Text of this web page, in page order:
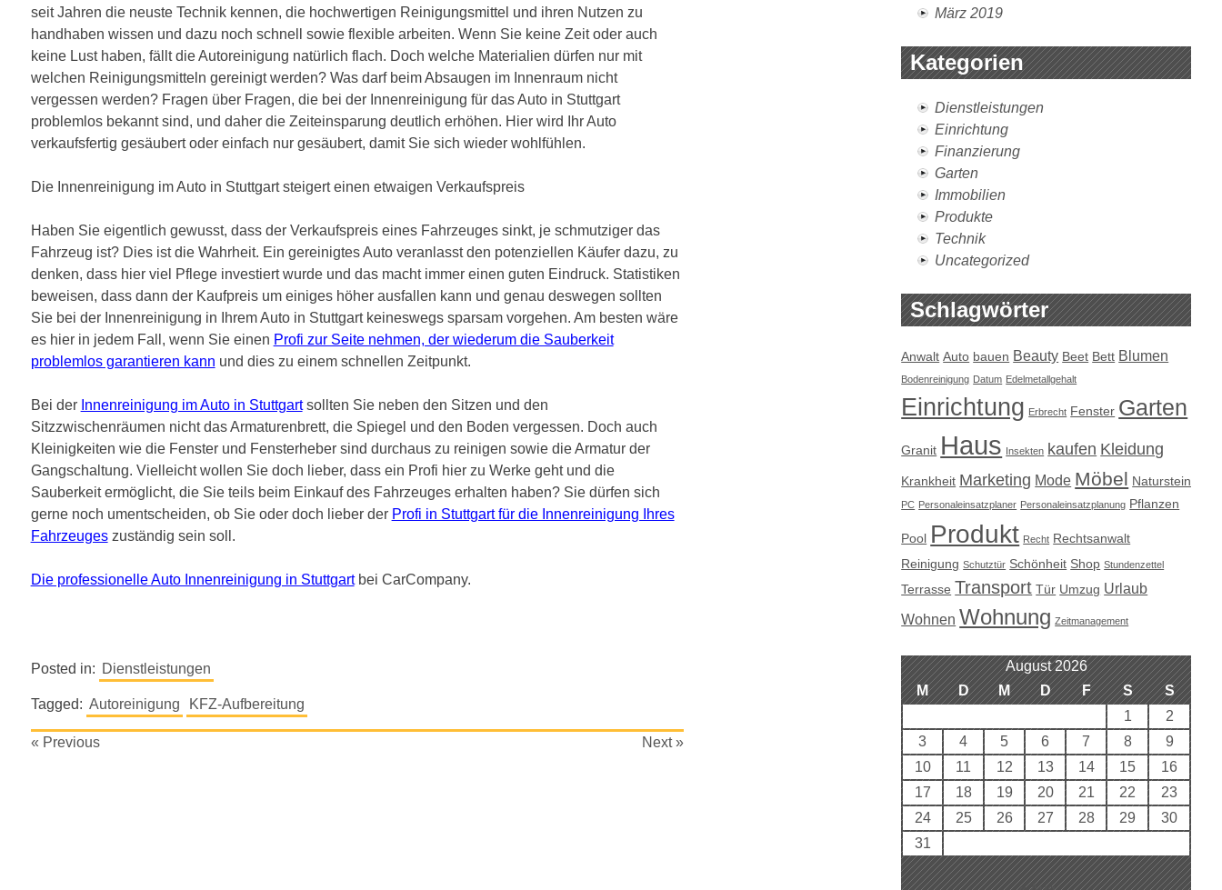
seit Jahren die neuste Technik kennen, die hochwertigen Reinigungsmittel und ihren Nutzen zu
handhaben wissen und dazu noch schnell sowie flexible arbeiten. Wenn Sie keine Zeit oder auch
keine Lust haben, fällt die Autoreinigung natürlich flach. Doch welche Materialien dürfen nur mit
welchen Reinigungsmitteln gereinigt werden? Was darf beim Absaugen im Innenraum nicht
vergessen werden? Fragen über Fragen, die bei der Innenreinigung für das Auto in Stuttgart
problemlos bekannt sind, und daher die Zeiteinsparung deutlich erhöhen. Hier wird Ihr Auto
verkaufsfertig gesäubert oder einfach nur gesäubert, damit Sie sich wieder wohlfühlen.
Die Innenreinigung im Auto in Stuttgart steigert einen etwaigen Verkaufspreis
Haben Sie eigentlich gewusst, dass der Verkaufspreis eines Fahrzeuges sinkt, je schmutziger das
Fahrzeug ist? Dies ist die Wahrheit. Ein gereinigtes Auto veranlasst den potenziellen Käufer dazu, zu
denken, dass hier viel Pflege investiert wurde und das macht immer einen guten Eindruck. Statistiken
beweisen, dass dann der Kaufpreis um einiges höher ausfallen kann und genau deswegen sollten
Sie bei der Innenreinigung in Ihrem Auto in Stuttgart keineswegs sparsam vorgehen. Am besten wäre
es hier in jedem Fall, wenn Sie einen Profi zur Seite nehmen, der wiederum die Sauberkeit
problemlos garantieren kann und dies zu einem schnellen Zeitpunkt.
Bei der Innenreinigung im Auto in Stuttgartsollten Sie neben den Sitzen und den
Sitzzwischenräumen nicht das Armaturenbrett, die Spiegel und den Boden vergessen. Doch auch
Kleinigkeiten wie die Fenster und Fensterheber sind durchaus zu reinigen sowie die Armatur der
Gangschaltung. Vielleicht wollen Sie doch lieber, dass ein Profi hier zu Werke geht und die
Sauberkeit ermöglicht, die Sie teils beim Einkauf des Fahrzeuges erhalten haben? Sie dürfen sich
gerne noch umentscheiden, ob Sie oder doch lieber der Profi in Stuttgart für die Innenreinigung Ihres
Fahrzeugeszuständig sein soll.
Die professionelle Auto Innenreinigung in Stuttgartbei CarCompany.
Posted in: Dienstleistungen
Tagged: Autoreinigung KFZ-Aufbereitung
Beitragsnavigation
« Previous Next »
März 2019
Kategorien
Dienstleistungen
Einrichtung
Finanzierung
Garten
Immobilien
Produkte
Technik
Uncategorized
Schlagwörter
Anwalt Auto bauen Beauty Beet Bett Blumen
Bodenreinigung Datum Edelmetallgehalt
Einrichtung Erbrecht Fenster Garten
Granit Haus Insekten kaufen Kleidung
Krankheit Marketing Mode Möbel Naturstein
PC Personaleinsatzplaner Personaleinsatzplanung Pflanzen
Pool Produkt Recht Rechtsanwalt
Reinigung Schutztür Schönheit Shop Stundenzettel
Terrasse Transport Tür Umzug Urlaub
Wohnen Wohnung Zeitmanagement
August 2026
M
D M D F S
S
1
2
3
4 5 6 7 8
9
10
11 12 13 14 15
16
17
18 19 20 21 22
23
24
25 26 27 28 29
30
31